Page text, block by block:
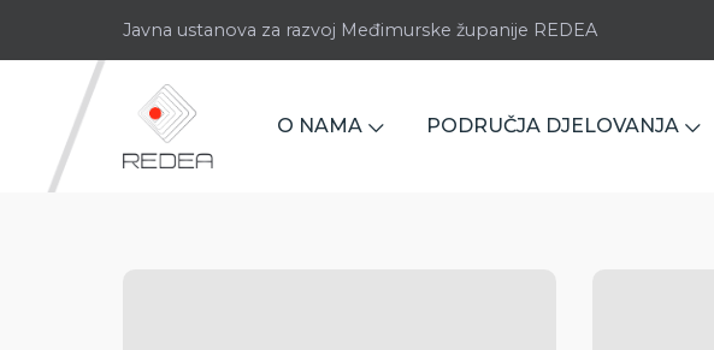
Javna ustanova za razvoj Međimurske županije REDEA
O NAMA PODRUČJA DJELOVANJA